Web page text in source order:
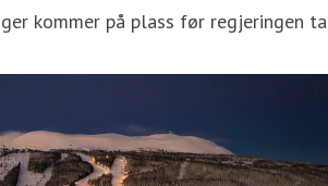
kommer på plass før regjeringen